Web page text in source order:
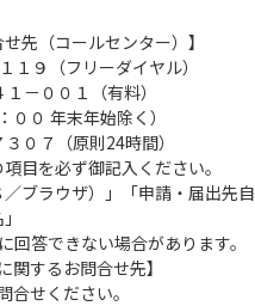
先（コールセンター）】
１９（フリーダイヤル）
－００１（有料）
０ 年末年始除く）
０７（原則24時間）
目を必ず御記入ください。
ブラウザ）」「申請・届出先自
答できない場合があります。
関するお問合せ先】
合せください。